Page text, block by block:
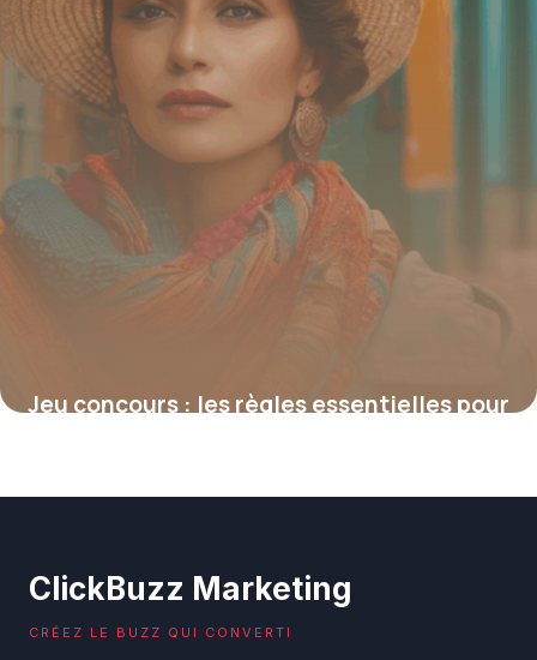
Jeu concours : les règles essentielles pour
ClickBuzz Marketing
CRÉEZ LE BUZZ QUI CONVERTI